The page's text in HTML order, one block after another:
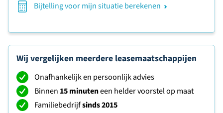
Bijtelling voor mijn situatie berekenen
Wij vergelijken meerdere leasemaatschappijen
Onafhankelijk en persoonlijk advies
Binnen 15 minuteneen helder voorstel op maat
Familiebedrijfsinds 2015